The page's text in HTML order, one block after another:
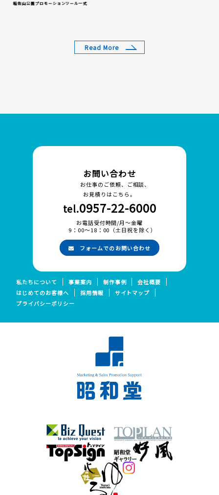
Read More
お問い合わせ
お仕事のご依頼、ご相談、
お見積りはこちら。
tel.0957-22-6000
お電話受付時間/月～金曜
9：00～18：00（土日祝を除く）
フォームでのお問い合わせ
私たちについて 事業案内 制作事例
会社概要
はじめてのお客様へ
採用情報
サイトマップ
プライバシーポリシー